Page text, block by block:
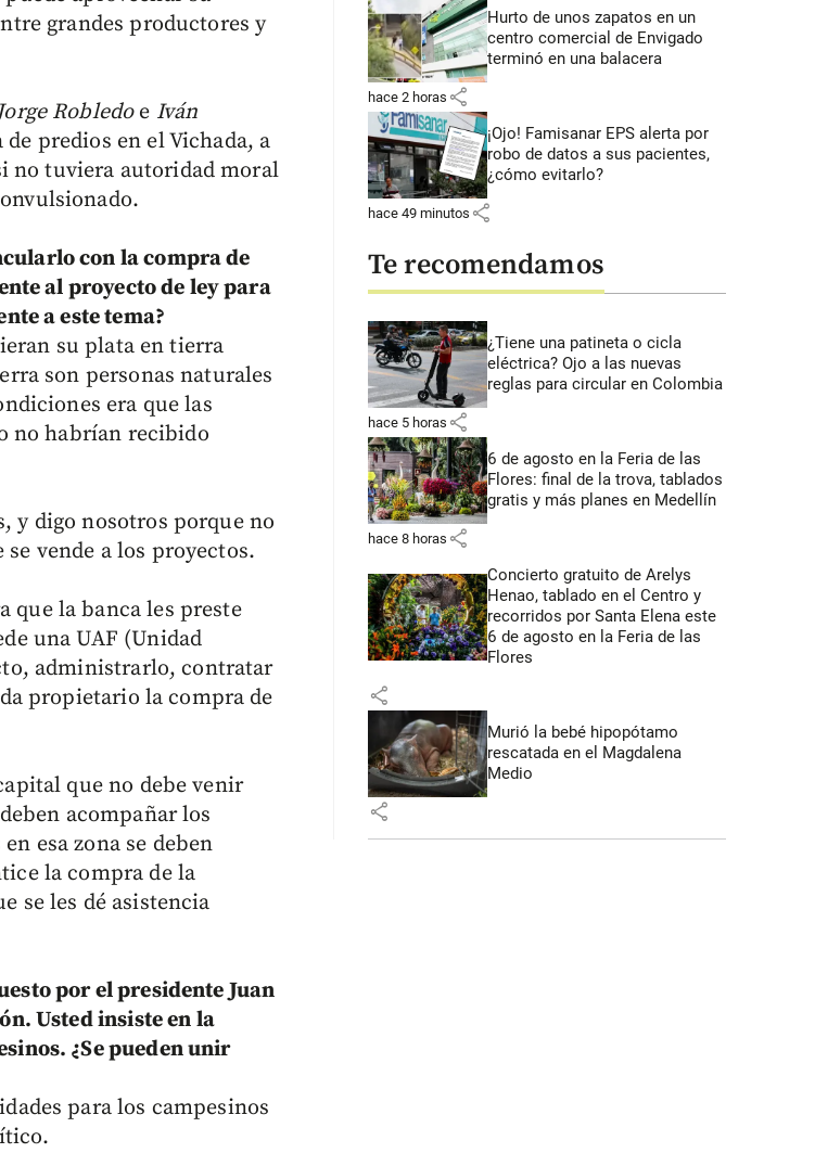
grandes productores y
Robledoe Iván
predios en el Vichada, a
no tuviera autoridad moral
con la compra de
al proyecto de ley para
a este tema?
su plata en tierra
son personas naturales
era que las
no habrían recibido
y digo nosotros porque no
vende a los proyectos.
que la banca les preste
una UAF (Unidad
administrarlo, contratar
propietario la compra de
que no debe venir
acompañar los
esa zona se deben
la compra de la
se les dé asistencia
por el presidente Juan
Usted insiste en la
¿Se pueden unir
para los campesinos
Hurto de unos zapatos en un
centro comercial de Envigado
terminó en una balacera
hace 2 horas share
¡Ojo! Famisanar EPS alerta por
robo de datos a sus pacientes,
¿cómo evitarlo?
hace 49 minutos share
Te recomendamos
¿Tiene una patineta o cicla
eléctrica? Ojo a las nuevas
reglas para circular en Colombia
hace 5 horas share
6 de agosto en la Feria de las
Flores: final de la trova, tablados
gratis y más planes en Medellín
hace 8 horas share
Concierto gratuito de Arelys
Henao, tablado en el Centro y
recorridos por Santa Elena este
6 de agosto en la Feria de las
Flores
share
Murió la bebé hipopótamo
rescatada en el Magdalena
Medio
share